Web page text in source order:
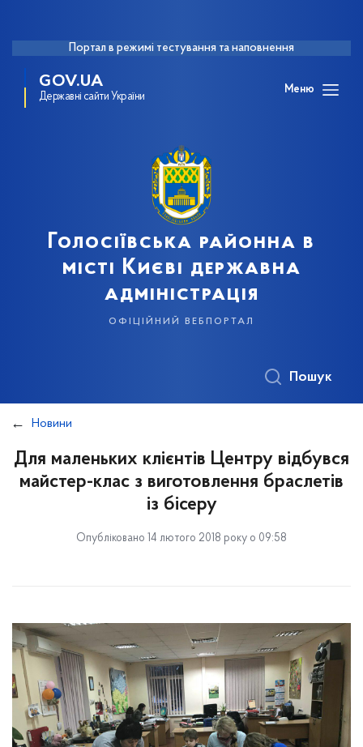
Портал в режимі тестування та наповнення
GOV.UA
Державні сайти України
Меню
Голосіївська районна в
місті Києві державна
адміністрація
офіційний вебпортал
Пошук
Новини
Для маленьких клієнтів Центру відбувся
майстер-клас з виготовлення браслетів
із бісеру
Опубліковано 14 лютого 2018 року о 09:58